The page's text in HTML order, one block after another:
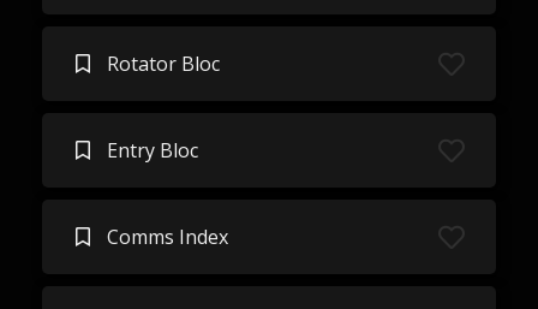
Rotator Bloc
Entry Bloc
Comms Index